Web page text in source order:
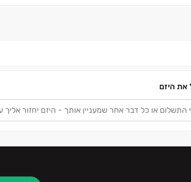
ואף לאחר מכן. מגידו פועלת מתוך שיקול דעת כלכלי
מקצועיות חסרת פשרות והתמקדות בהתחדשות עירונית
את היזם